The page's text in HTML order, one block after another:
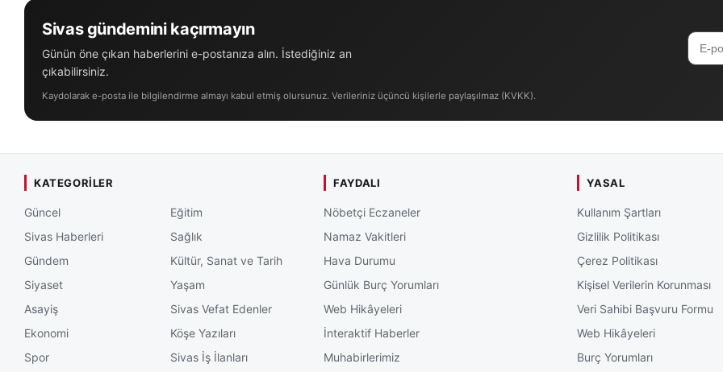
Sivas gündemini kaçırmayın
Günün öne çıkan haberlerini e-postanıza alın. İstediğiniz an
çıkabilirsiniz.
Kaydolarak e-posta ile bilgilendirme almayı kabul etmiş olursunuz. Verileriniz üçüncü kişilerle paylaşılmaz (KVKK).
KATEGORILER
Güncel
Sivas Haberleri
Gündem
Siyaset
Asayiş
Ekonomi
Spor
Eğitim
Sağlık
Kültür, Sanat ve Tarih
Yaşam
Sivas Vefat Edenler
Köşe Yazıları
Sivas İş İlanları
FAYDALI
Nöbetçi Eczaneler
Namaz Vakitleri
Hava Durumu
Günlük Burç Yorumları
Web Hikâyeleri
İnteraktif Haberler
Muhabirlerimiz
YASAL
Kullanım Şartları
Gizlilik Politikası
Çerez Politikası
Kişisel Verilerin Korunması
Veri Sahibi Başvuru Formu
Web Hikâyeleri
Burç Yorumları